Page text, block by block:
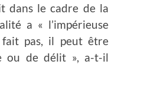
dans le cadre de la
a « l’impérieuse
pas, il peut être
ou de délit », a-t-il